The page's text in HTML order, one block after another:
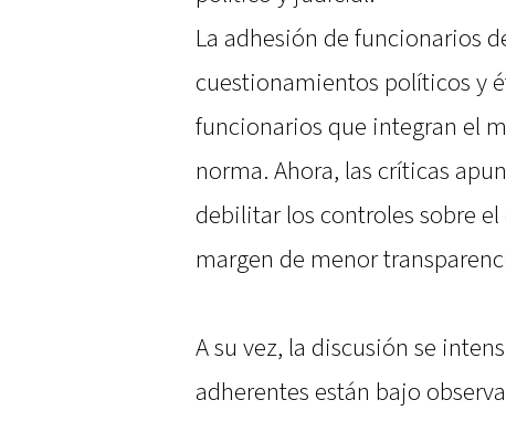
La adhesión de funcionarios
cuestionamientos políticos y
funcionarios que integran el
norma. Ahora, las críticas
debilitar los controles sobre
margen de menor
A su vez, la discusión se
adherentes están bajo